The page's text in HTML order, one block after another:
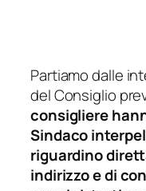
Partiamo dalle
del Consiglio
consigliere
Sindaco
riguardino
indirizzo e di